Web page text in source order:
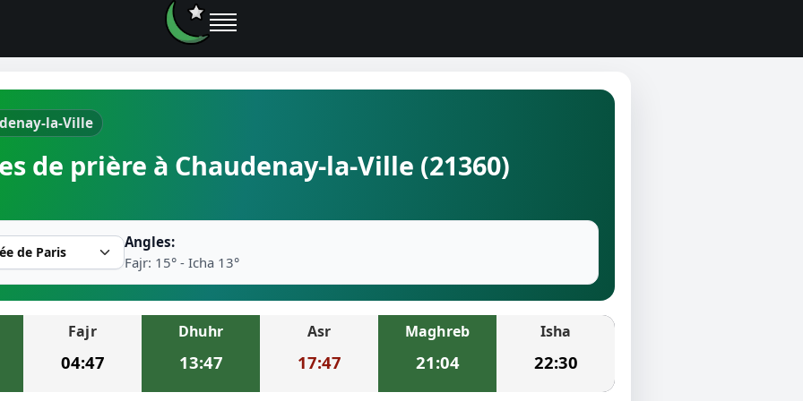
prières
près de moi
la prière
la-Ville
de prière à Chaudenay-la-Ville (21360)
Angles:
Fajr: 15° - Icha 13°
Fajr
04:47
Dhuhr
13:47
Asr
17:47
Maghreb
21:04
Isha
22:30